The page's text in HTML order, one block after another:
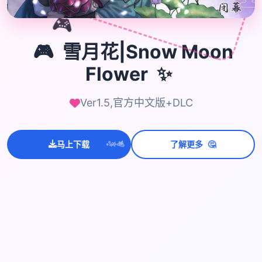
🎮
🎮 雪月花|Snow Moon
Flower ✨
Ver1.5,官方中文版+DLC
马上下载 ✨
⭐💫 了解更多 🤔